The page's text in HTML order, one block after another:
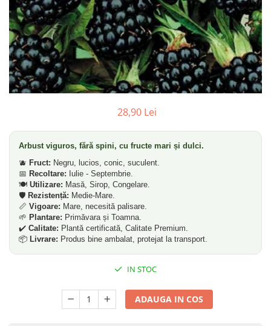
Dud
Corn
Smochin
Kaki
Mosmon
Migdal
28,90 Lei
Arbust viguros, fără spini, cu fructe mari și dulci.
🫐 Fruct: Negru, lucios, conic, suculent.
📅 Recoltare: Iulie - Septembrie.
🍽️ Utilizare: Masă, Sirop, Congelare.
🛡️ Rezistență: Medie-Mare.
📏 Vigoare: Mare, necesită palisare.
🌱 Plantare: Primăvara și Toamna.
✔️ Calitate: Plantă certificată, Calitate Premium.
📦 Livrare: Produs bine ambalat, protejat la transport.
IN STOC
ADAUGA IN COS